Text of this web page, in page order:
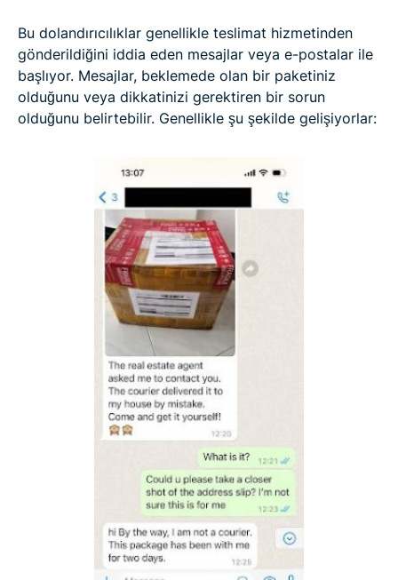
Bu dolandırıcılıklar genellikle teslimat hizmetinden
gönderildiğini iddia eden mesajlar veya e-postalar ile
başlıyor. Mesajlar, beklemede olan bir paketiniz
olduğunu veya dikkatinizi gerektiren bir sorun
olduğunu belirtebilir. Genellikle şu şekilde gelişiyorlar: